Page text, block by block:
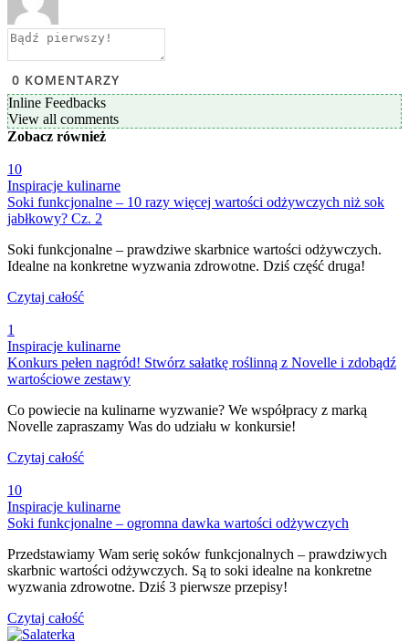
0 KOMENTARZY
Inline Feedbacks
View all comments
Zobacz również
10
Inspiracje kulinarne
Soki funkcjonalne – 10 razy więcej wartości odżywczych niż sok
jabłkowy? Cz. 2
Soki funkcjonalne – prawdziwe skarbnice wartości odżywczych.
Idealne na konkretne wyzwania zdrowotne. Dziś część druga!
Czytaj całość
1
Inspiracje kulinarne
Konkurs pełen nagród! Stwórz sałatkę roślinną z Novelle i zdobądź
wartościowe zestawy
Co powiecie na kulinarne wyzwanie? We współpracy z marką
Novelle zapraszamy Was do udziału w konkursie!
Czytaj całość
10
Inspiracje kulinarne
Soki funkcjonalne – ogromna dawka wartości odżywczych
Przedstawiamy Wam serię soków funkcjonalnych – prawdziwych
skarbnic wartości odżywczych. Są to soki idealne na konkretne
wyzwania zdrowotne. Dziś 3 pierwsze przepisy!
Czytaj całość